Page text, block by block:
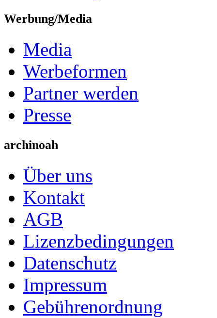
Werbung/Media
Media
Werbeformen
Partner werden
Presse
archinoah
Über uns
Kontakt
AGB
Lizenzbedingungen
Datenschutz
Impressum
Gebührenordnung